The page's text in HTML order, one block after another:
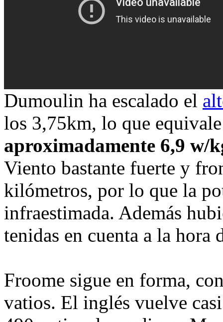
Dumoulin ha escalado el
los 3,75km, lo que
aproximadamente 6,9 w/
Viento bastante fuerte y
kilómetros, por lo que la
infraestimada. Además
tenidas en cuenta a la hora
Froome sigue en forma,
vatios. El inglés vuelve